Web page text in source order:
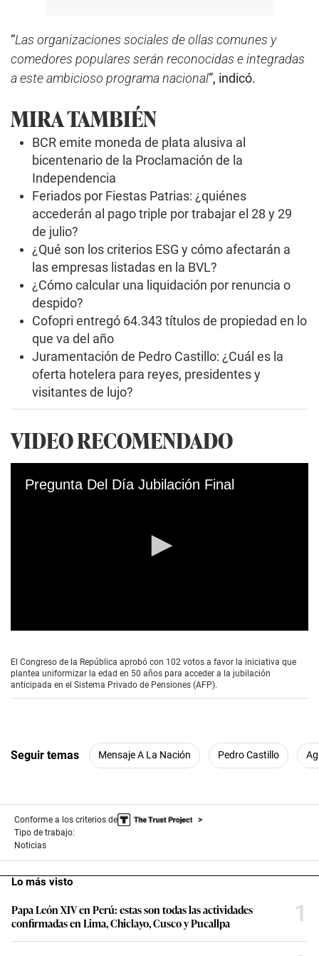
“Las organizaciones sociales de ollas comunes y
comedores populares serán reconocidas e integradas
a este ambicioso programa nacional”, indicó.
MIRA TAMBIÉN
BCR emite moneda de plata alusiva al
bicentenario de la Proclamación de la
Independencia
Feriados por Fiestas Patrias: ¿quiénes
accederán al pago triple por trabajar el 28 y 29
de julio?
¿Qué son los criterios ESG y cómo afectarán a
las empresas listadas en la BVL?
¿Cómo calcular una liquidación por renuncia o
despido?
Cofopri entregó 64.343 títulos de propiedad en lo
que va del año
Juramentación de Pedro Castillo: ¿Cuál es la
oferta hotelera para reyes, presidentes y
visitantes de lujo?
VIDEO RECOMENDADO
Pregunta Del Día Jubilación Final
e
c
o
4
m
t
e
s
3
1
s
e
o
n
s
El Congreso de la República aprobó con 102 votos a favor la iniciativa que
plantea uniformizar la edad en 50 años para acceder a la jubilación
anticipada en el Sistema Privado de Pensiones (AFP).
Seguir temas Mensaje A La Nación Pedro Castillo
Conforme a los criterios de
Tipo de trabajo:
Noticias
Lo más visto
Papa León XIV en Perú: estas son todas las actividades
confirmadas en Lima, Chiclayo, Cusco y Pucallpa
1